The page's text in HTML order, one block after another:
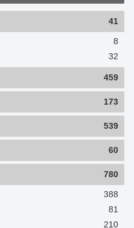
41
8
32
459
173
539
60
780
388
81
210